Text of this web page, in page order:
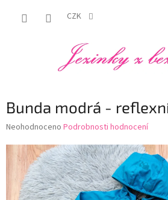
CZK
Bunda modrá -
Průměrné
produktu
je
Neohodnoceno Podrobnosti hodnocení